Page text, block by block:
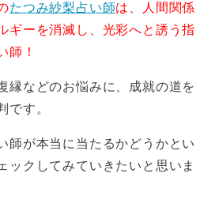
たつみ紗梨占い師は、人間関係
ギーを消滅し、光彩へと誘う指
師！
縁などのお悩みに、成就の道を
です。
師が本当に当たるかどうかとい
ックしてみていきたいと思いま